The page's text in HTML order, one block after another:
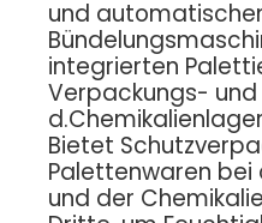
und
integrierten
Verpackungs- und
Bietet
Palettenwaren bei
und der